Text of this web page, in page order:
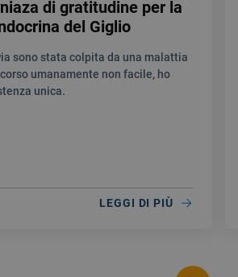
di gratitudine per la
del Giglio
sono stata colpita da una malattia
umanamente non facile, ho
unica.
LEGGI DI PIÙ